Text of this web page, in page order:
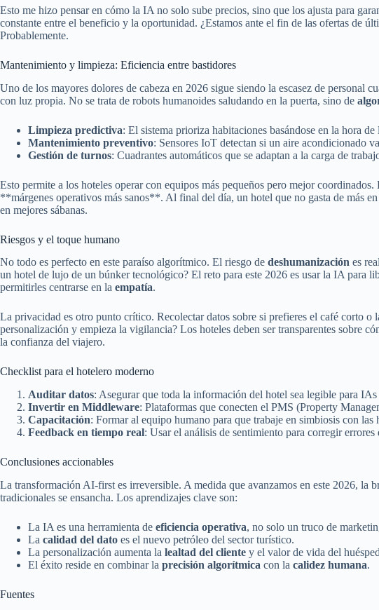
Esto me hizo pensar en cómo la IA no solo sube precios, sino que los ajusta para
constante entre el beneficio y la oportunidad. ¿Estamos ante el fin de las ofertas de
Probablemente.
Mantenimiento y limpieza: Eficiencia entre bastidores
Uno de los mayores dolores de cabeza en 2026 sigue siendo la escasez de personal
con luz propia. No se trata de robots humanoides saludando en la puerta, sino de
Limpieza predictiva: El sistema prioriza habitaciones basándose en la hora
Mantenimiento preventivo: Sensores IoT detectan si un aire acondicionado
Gestión de turnos: Cuadrantes automáticos que se adaptan a la carga de
Esto permite a los hoteles operar con equipos más pequeños pero mejor
**márgenes operativos más sanos**. Al final del día, un hotel que no gasta de más
en mejores sábanas.
Riesgos y el toque humano
No todo es perfecto en este paraíso algorítmico. El riesgo de deshumanización es
un hotel de lujo de un búnker tecnológico? El reto para este 2026 es usar la IA para
permitirles centrarse en la empatía.
La privacidad es otro punto crítico. Recolectar datos sobre si prefieres el café corto o
personalización y empieza la vigilancia? Los hoteles deben ser transparentes sobre
la confianza del viajero.
Checklist para el hotelero moderno
Auditar datos: Asegurar que toda la información del hotel sea legible para IAs
Invertir en Middleware: Plataformas que conecten el PMS (Property
Capacitación: Formar al equipo humano para que trabaje en simbiosis con las
Feedback en tiempo real: Usar el análisis de sentimiento para corregir
Conclusiones accionables
La transformación AI-first es irreversible. A medida que avanzamos en este 2026, la
tradicionales se ensancha. Los aprendizajes clave son:
La IA es una herramienta de eficiencia operativa, no solo un truco de
La calidad del dato es el nuevo petróleo del sector turístico.
La personalización aumenta la lealtad del cliente y el valor de vida del
El éxito reside en combinar la precisión algorítmica con la calidez humana.
Fuentes